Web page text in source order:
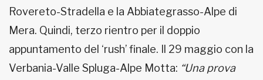
Rovereto-Stradella e la Abbiategrasso-Alpe di
Mera. Quindi, terzo rientro per il doppio
appuntamento del ‘rush’ finale. Il 29 maggio con la
Verbania-Valle Spluga-Alpe Motta: “Una prova